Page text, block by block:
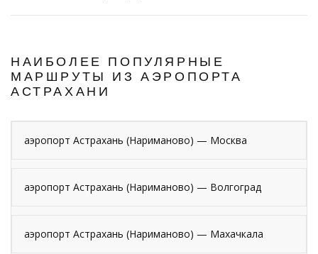
НАИБОЛЕЕ ПОПУЛЯРНЫЕ
МАРШРУТЫ ИЗ АЭРОПОРТА
АСТРАХАНИ
аэропорт Астрахань (Нариманово) — Москва
аэропорт Астрахань (Нариманово) — Волгоград
аэропорт Астрахань (Нариманово) — Махачкала